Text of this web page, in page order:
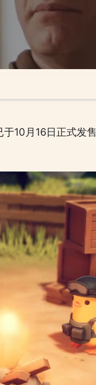
10月16日正式发